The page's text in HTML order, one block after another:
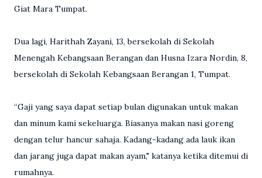
Giat Mara Tumpat.
Dua lagi, Harithah Zayani, 13, bersekolah di Sekolah
Menengah Kebangsaan Berangan dan Husna Izara Nordin, 8,
bersekolah di Sekolah Kebangsaan Berangan 1, Tumpat.
“Gaji yang saya dapat setiap bulan digunakan untuk makan
dan minum kami sekeluarga. Biasanya makan nasi goreng
dengan telur hancur sahaja. Kadang-kadang ada lauk ikan
dan jarang juga dapat makan ayam," katanya ketika ditemui di
rumahnya.